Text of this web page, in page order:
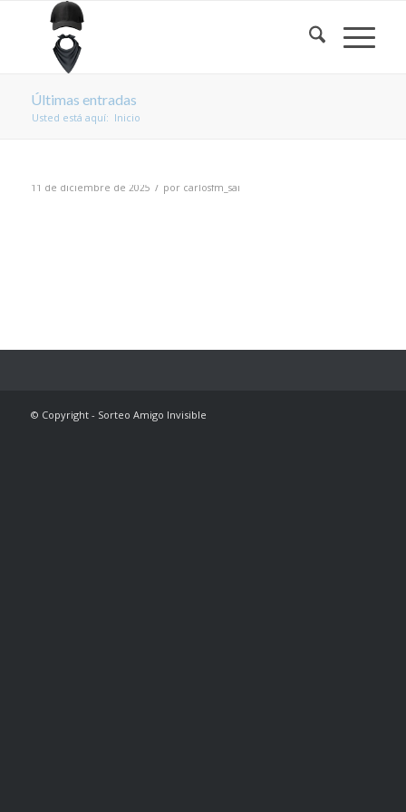
Últimas entradas
Usted está aquí: Inicio
11 de diciembre de 2025 / por carlosfm_sai
© Copyright - Sorteo Amigo Invisible